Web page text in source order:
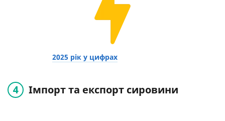
2025 рік у цифрах
Імпорт та експорт сировини